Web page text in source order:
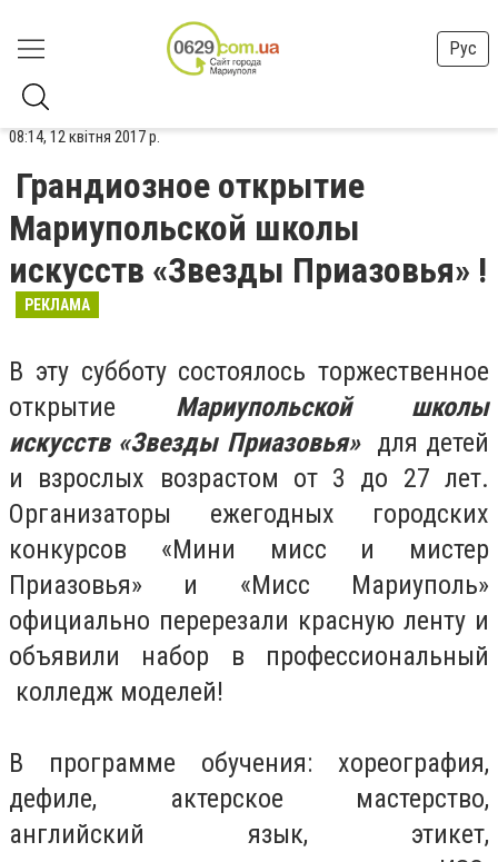
Рус
08:14, 12 квітня 2017 р.
Грандиозное открытие
Мариупольской школы
искусств «Звезды Приазовья» !
РЕКЛАМА
В эту субботу состоялось торжественное
открытие Мариупольской школы
искусств «Звезды Приазовья»для детей
и взрослых возрастом от 3 до 27 лет.
Организаторы ежегодных городских
конкурсов «Мини мисс и мистер
Приазовья» и «Мисс Мариуполь»
официально перерезали красную ленту и
объявили набор в профессиональный
колледж моделей!
В программе обучения: хореография,
дефиле, актерское мастерство,
английский язык, этикет,